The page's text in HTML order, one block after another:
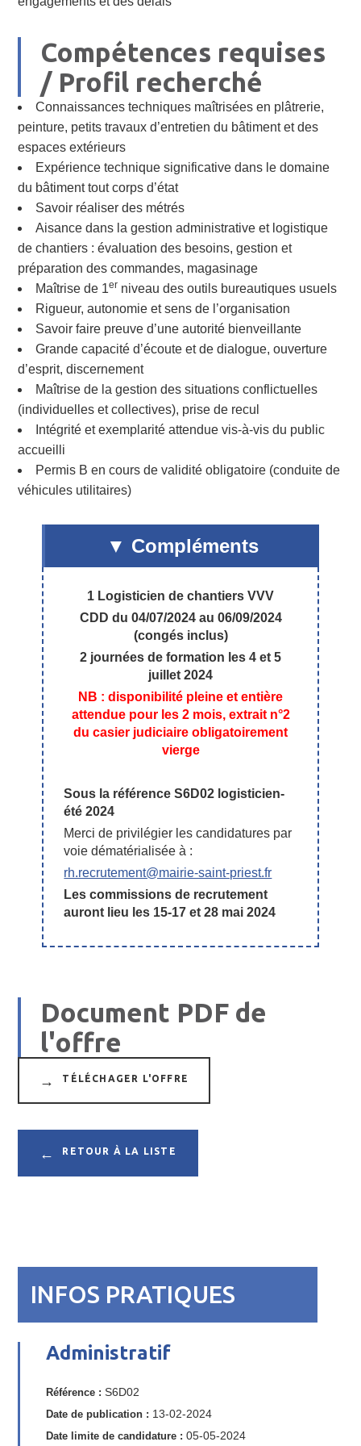
Compétences requises
/ Profil recherché
Connaissances techniques maîtrisées en plâtrerie,
peinture, petits travaux d’entretien du bâtiment et des
espaces extérieurs
Expérience technique significative dans le domaine
du bâtiment tout corps d’état
Savoir réaliser des métrés
Aisance dans la gestion administrative et logistique
de chantiers : évaluation des besoins, gestion et
préparation des commandes, magasinage
Maîtrise de 1er niveau des outils bureautiques usuels
Rigueur, autonomie et sens de l’organisation
Savoir faire preuve d’une autorité bienveillante
Grande capacité d’écoute et de dialogue, ouverture
d’esprit, discernement
Maîtrise de la gestion des situations conflictuelles
(individuelles et collectives), prise de recul
Intégrité et exemplarité attendue vis-à-vis du public
accueilli
Permis B en cours de validité obligatoire (conduite de
véhicules utilitaires)
Compléments
1 Logisticien de chantiers VVV
CDD du 04/07/2024 au 06/09/2024
(congés inclus)
2 journées de formation les 4 et 5
juillet 2024
NB : disponibilité pleine et entière
attendue pour les 2 mois, extrait n°2
du casier judiciaire obligatoirement
vierge
Sous la référence S6D02 logisticien-
été 2024
Merci de privilégier les candidatures par
voie dématérialisée à :
rh.recrutement@mairie-saint-priest.fr
Les commissions de recrutement
auront lieu les 15-17 et 28 mai 2024
Document PDF de
l'offre
TÉLÉCHAGER L'OFFRE
RETOUR À LA LISTE
INFOS PRATIQUES
Administratif
Référence : S6D02
Date de publication : 13-02-2024
Date limite de candidature : 05-05-2024